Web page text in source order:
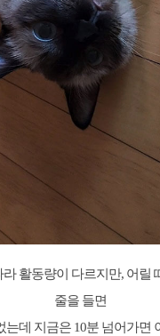
활동량이 다르지만, 어릴
줄을 들면
는데 지금은 10분 넘어가면